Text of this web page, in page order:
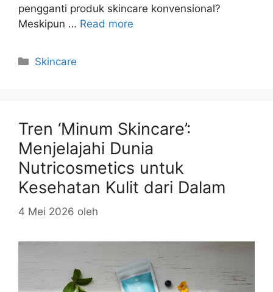
pengganti produk skincare konvensional?
Meskipun … Read more
Kategori
Skincare
Tren ‘Minum Skincare’:
Menjelajahi Dunia
Nutricosmetics untuk
Kesehatan Kulit dari Dalam
4 Mei 2026 oleh